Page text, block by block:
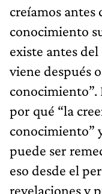
creíamos antes
conocimiento
existe antes
viene después
conocimiento”.
por qué “la
conocimiento”
puede ser
eso desde el
revelaciones y